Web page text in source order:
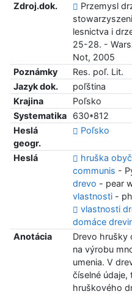
Zdroj.dok.
Przemysl
lesnictva i
25-28. -
Not, 2005
Poznámky
Res. poľ. Lit.
Jazyk dok.
poľština
Krajina
Poľsko
Systematika
630*812
Heslá
geogr.
Poľsko
Heslá hruška
communis -
drevo - pear
vlastnosti-
vlastnosti
domáce
Anotácia
Drevo hrušky
na výrobu
umenia. V
číselné údaje,
hruškového